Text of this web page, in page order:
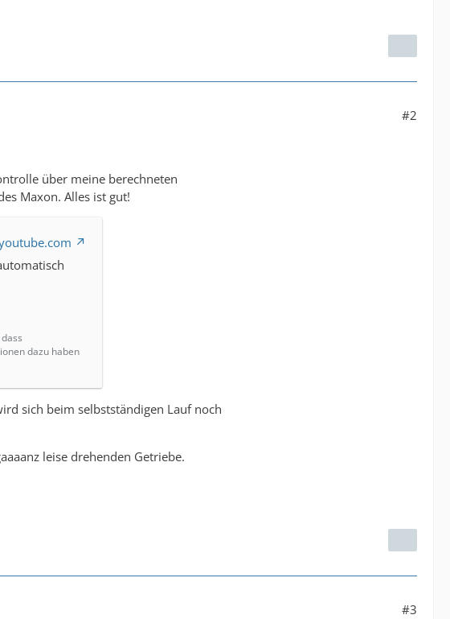
#2
über meine berechneten
Maxon. Alles ist gut!
dazu haben
sich beim selbstständigen Lauf noch
leise drehenden Getriebe.
#3